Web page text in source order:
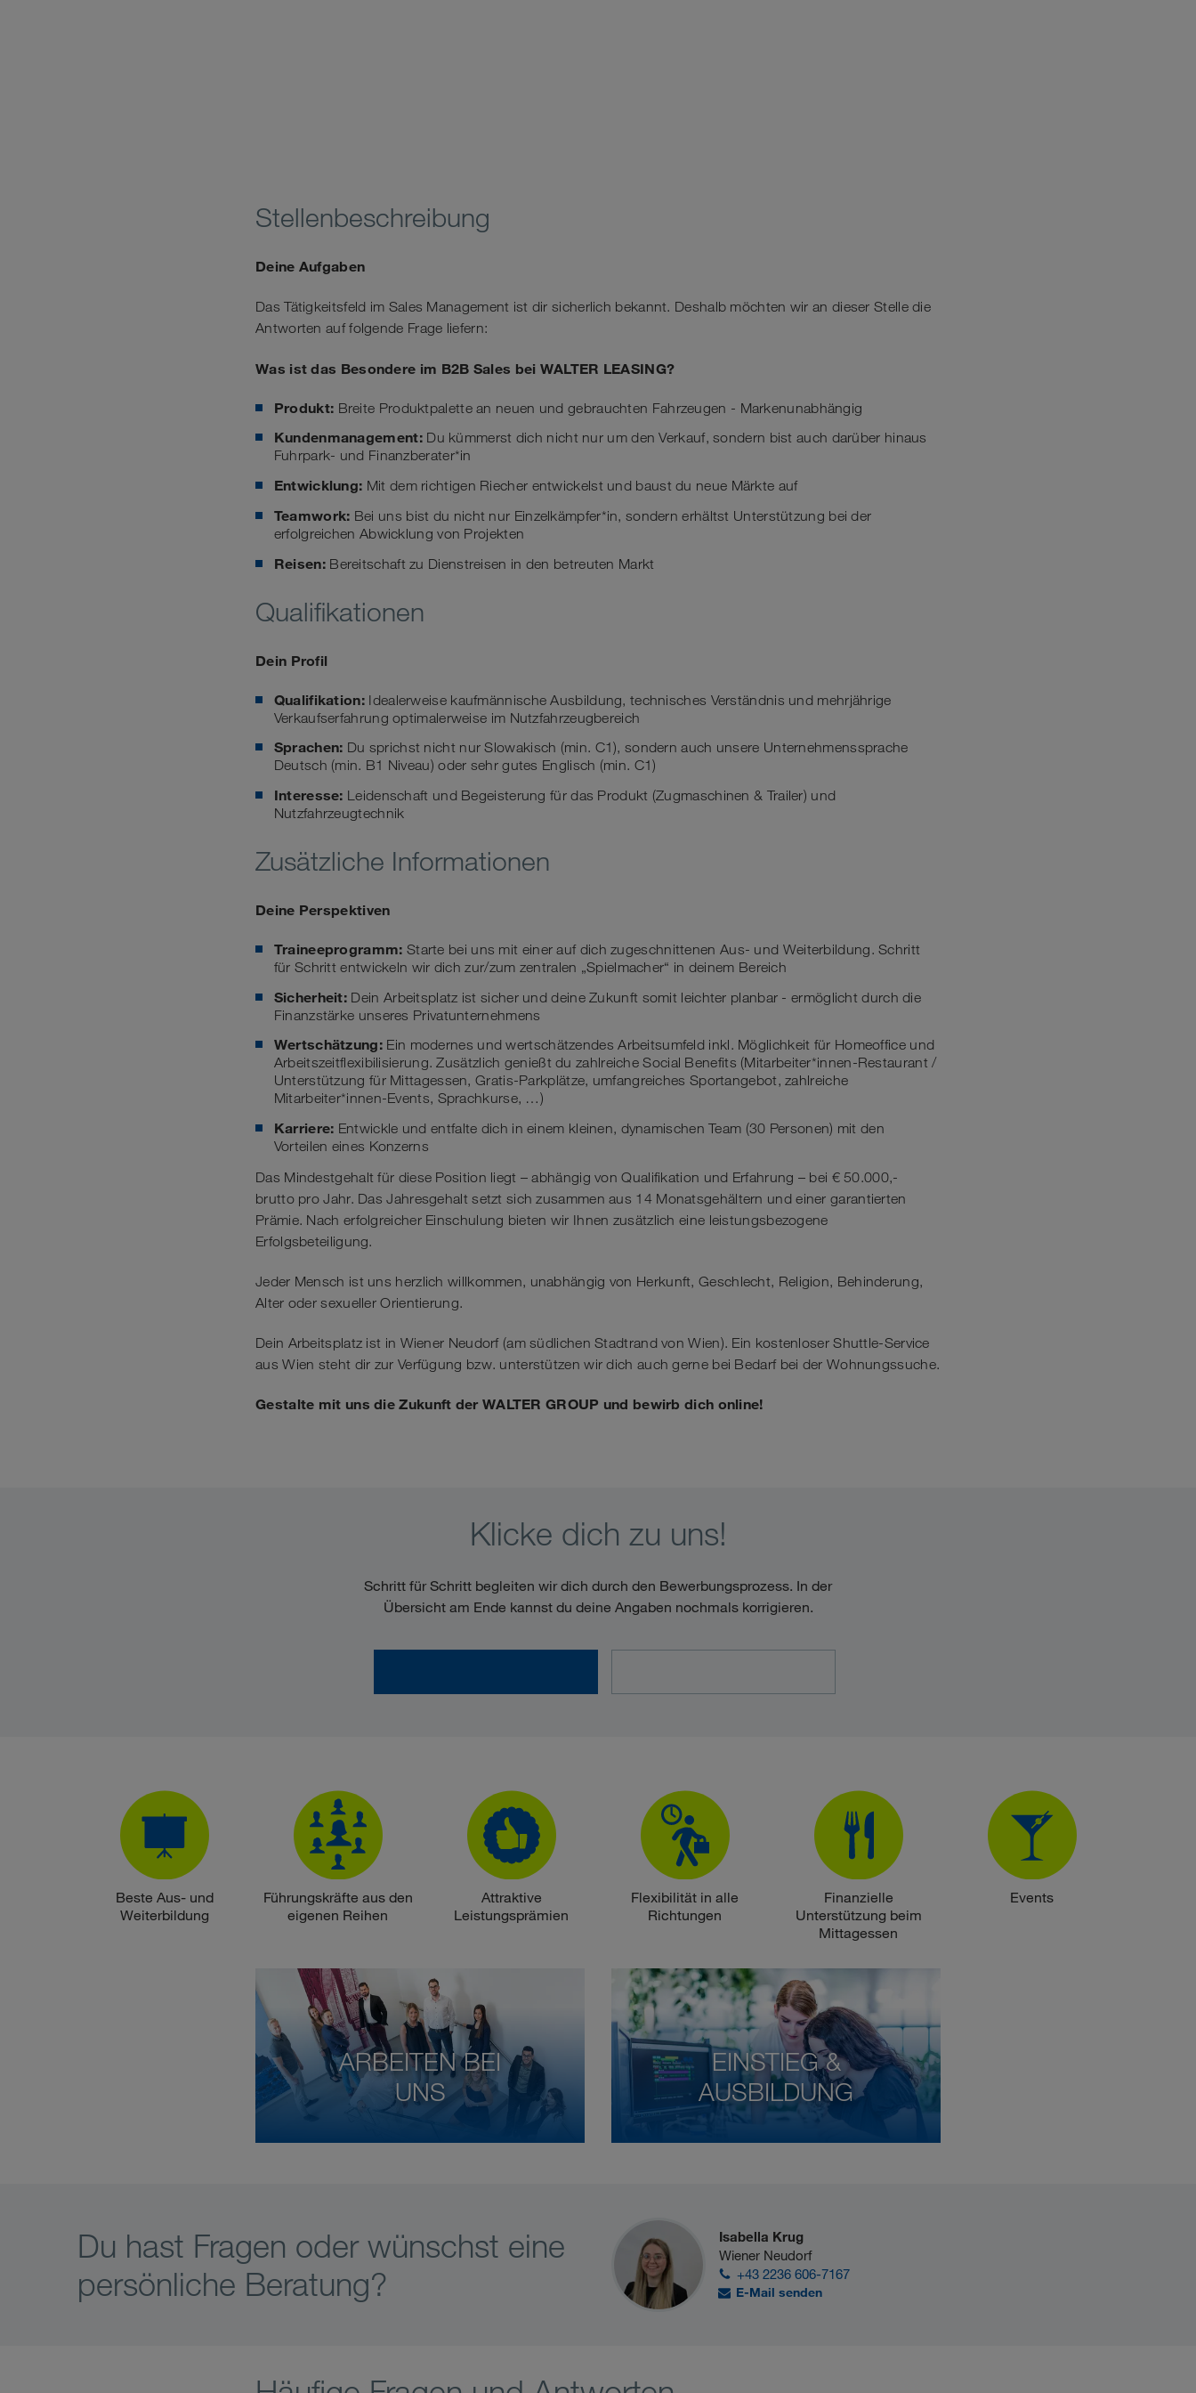
Stellenbeschreibung
Deine Aufgaben
Das Tätigkeitsfeld im Sales Management ist dir sicherlich bekannt. Deshalb möchten wir an dieser Stelle die
Antworten auf folgende Frage liefern:
Was ist das Besondere im B2B Sales bei WALTER LEASING?
Produkt: Breite Produktpalette an neuen und gebrauchten Fahrzeugen - Markenunabhängig
Kundenmanagement:Du kümmerst dich nicht nur um den Verkauf, sondern bist auch darüber hinaus
Fuhrpark- und Finanzberater*in
Entwicklung: Mit dem richtigen Riecher entwickelst und baust du neue Märkte auf
Teamwork: Bei uns bist du nicht nur Einzelkämpfer*in, sondern erhältst Unterstützung bei der
erfolgreichen Abwicklung von Projekten
Reisen:Bereitschaft zu Dienstreisen in den betreuten Markt
Qualifikationen
Dein Profil
Qualifikation: Idealerweise kaufmännische Ausbildung, technisches Verständnis und mehrjährige
Verkaufserfahrung optimalerweise im Nutzfahrzeugbereich
Sprachen: Du sprichst nicht nur Slowakisch (min. C1), sondern auch unsere Unternehmenssprache
Deutsch (min. B1 Niveau) oder sehr gutes Englisch (min. C1)
Interesse: Leidenschaft und Begeisterung für das Produkt (Zugmaschinen & Trailer) und
Nutzfahrzeugtechnik
Zusätzliche Informationen
Deine Perspektiven
Traineeprogramm: Starte bei uns mit einer auf dich zugeschnittenen Aus- und Weiterbildung. Schritt
für Schritt entwickeln wir dich zur/zum zentralen „Spielmacher“ in deinem Bereich
Sicherheit: Dein Arbeitsplatz ist sicher und deine Zukunft somit leichter planbar - ermöglicht durch die
Finanzstärke unseres Privatunternehmens
Wertschätzung: Ein modernes und wertschätzendes Arbeitsumfeld inkl. Möglichkeit für Homeoffice und
Arbeitszeitflexibilisierung. Zusätzlich genießt du zahlreiche Social Benefits (Mitarbeiter*innen-Restaurant /
Unterstützung für Mittagessen, Gratis-Parkplätze, umfangreiches Sportangebot, zahlreiche
Mitarbeiter*innen-Events, Sprachkurse, …)
Karriere: Entwickle und entfalte dich in einem kleinen, dynamischen Team (30 Personen) mit den
Vorteilen eines Konzerns
Das Mindestgehalt für diese Position liegt – abhängig von Qualifikation und Erfahrung – bei € 50.000,-
brutto pro Jahr. Das Jahresgehalt setzt sich zusammen aus 14 Monatsgehältern und einer garantierten
Prämie. Nach erfolgreicher Einschulung bieten wir Ihnen zusätzlich eine leistungsbezogene
Erfolgsbeteiligung.
Jeder Mensch ist uns herzlich willkommen, unabhängig von Herkunft, Geschlecht, Religion, Behinderung,
Alter oder sexueller Orientierung.
Dein Arbeitsplatz ist in Wiener Neudorf (am südlichen Stadtrand von Wien). Ein kostenloser Shuttle-Service
aus Wien steht dir zur Verfügung bzw. unterstützen wir dich auch gerne bei Bedarf bei der Wohnungssuche.
Gestalte mit uns die Zukunft der WALTER GROUP und bewirb dich online!
Klicke dich zu uns!
Schritt für Schritt begleiten wir dich durch den Bewerbungsprozess. In der
Übersicht am Ende kannst du deine Angaben nochmals korrigieren.
Beste Aus- und
Weiterbildung
Führungskräfte aus den
eigenen Reihen
Attraktive
Leistungsprämien
Flexibilität in alle
Richtungen
Finanzielle
Unterstützung beim
Mittagessen
Events
ARBEITEN BEI
UNS
EINSTIEG &
AUSBILDUNG
Du hast Fragen oder wünschst eine
persönliche Beratung?
Isabella Krug
Wiener Neudorf
+43 2236 606-7167
E-Mail senden